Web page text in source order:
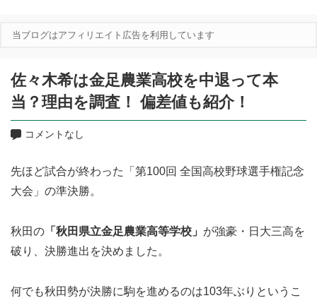
当ブログはアフィリエイト広告を利用しています
佐々木希は金足農業高校を中退って本
当？理由を調査！ 偏差値も紹介！
コメントなし
先ほど試合が終わった「第100回 全国高校野球選手権記念
大会」の準決勝。
秋田の 「秋田県立金足農業高等学校」 が強豪・日大三高を
破り、決勝進出を決めました。
何でも秋田勢が決勝に駒を進めるのは103年ぶりというこ